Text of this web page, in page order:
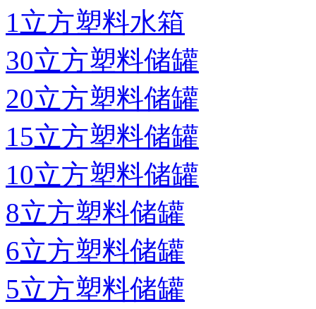
1立方塑料水箱
30立方塑料储罐
20立方塑料储罐
15立方塑料储罐
10立方塑料储罐
8立方塑料储罐
6立方塑料储罐
5立方塑料储罐